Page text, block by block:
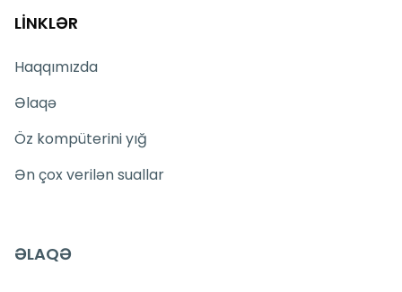
LİNKLƏR
Haqqımızda
Əlaqə
Öz kompüterini yığ
Ən çox verilən suallar
ƏLAQƏ